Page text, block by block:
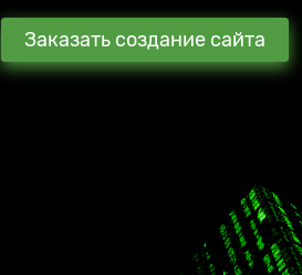
Заказать создание сайта